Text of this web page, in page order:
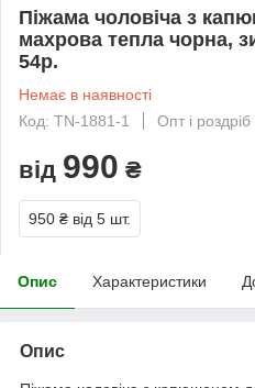
Піжама чоловіча з
махрова тепла чорна,
54р.
Немає в наявності
Код: TN-1881-1
Опт і роздріб
від 990 ₴
950 ₴ від 5 шт.
Опис Характеристики
Опис